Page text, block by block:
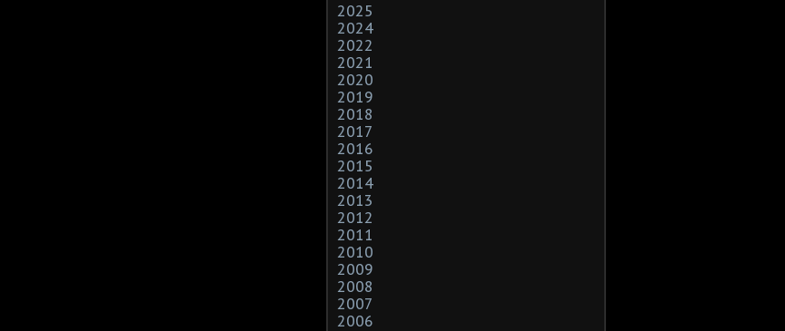
2025
2024
2022
2021
2020
2019
2018
2017
2016
2015
2014
2013
2012
2011
2010
2009
2008
2007
2006